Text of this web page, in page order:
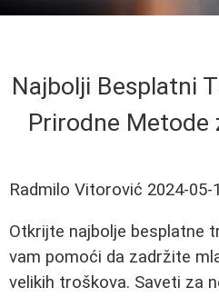
Najbolji Besplatni
Prirodne Metode
Radmilo Vitorović 2024-05-
Otkrijte najbolje besplatne
vam pomoći da zadržite
velikih troškova. Saveti za